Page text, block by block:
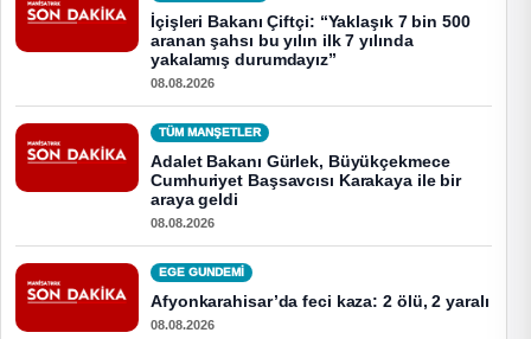
İçişleri Bakanı Çiftçi: “Yaklaşık 7 bin 500
aranan şahsı bu yılın ilk 7 yılında
yakalamış durumdayız”
08.08.2026
TÜM MANŞETLER
Adalet Bakanı Gürlek, Büyükçekmece
Cumhuriyet Başsavcısı Karakaya ile bir
araya geldi
08.08.2026
EGE GUNDEMİ
Afyonkarahisar’da feci kaza: 2 ölü, 2 yaralı
08.08.2026